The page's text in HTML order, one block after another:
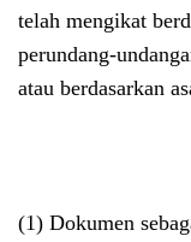
telah mengikat
perundang-
atau berdasarkan
(1) Dokumen